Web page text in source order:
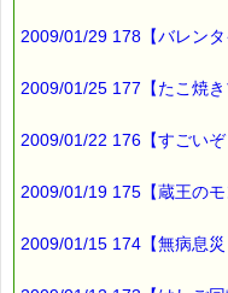
2009/01/29 178【バレンタ
2009/01/25 177【たこ焼き
2009/01/22 176【すごいぞ
2009/01/19 175【蔵王のモ
2009/01/15 174【無病息災